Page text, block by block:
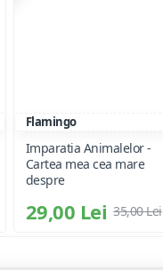
Flamingo
Imparatia Animalelor -
Cartea mea cea mare
despre
29,00 Lei 35,00 Lei